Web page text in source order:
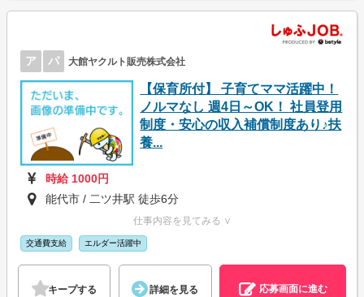
ア パ 大館ヤクルト販売株式会社
【保育所付】 子育てママ活躍中！
ノルマなし 週4日～OK！ 社員登用
制度・安心の収入補償制度あり♪扶
養...
時給 1000円
能代市 / 二ツ井駅 徒歩6分
仕事内容を見てみる ∨
交通費支給 エルダー活躍中
キープする 詳細を見る 応募画面に進む